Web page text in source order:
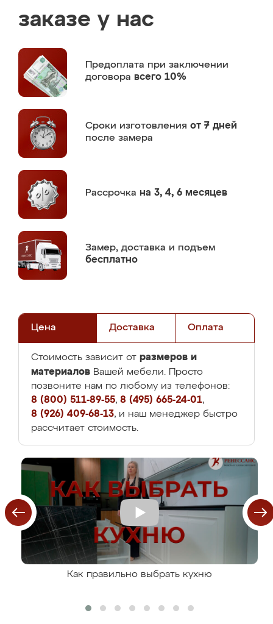
заказе у нас
Предоплата при заключении
договора всего 10%
Сроки изготовления от 7 дней
после замера
Рассрочка на 3, 4, 6 месяцев
Замер, доставка и подъем
бесплатно
Цена Доставка Оплата
Стоимость зависит от размеров и
материалов Вашей мебели. Просто
позвоните нам по любому из телефонов:
8 (800) 511-89-55, 8 (495) 665-24-01,
8 (926) 409-68-13, и наш менеджер быстро
рассчитает стоимость.
Как правильно выбрать кухню